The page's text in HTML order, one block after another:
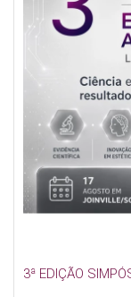
3ª EDIÇÃO